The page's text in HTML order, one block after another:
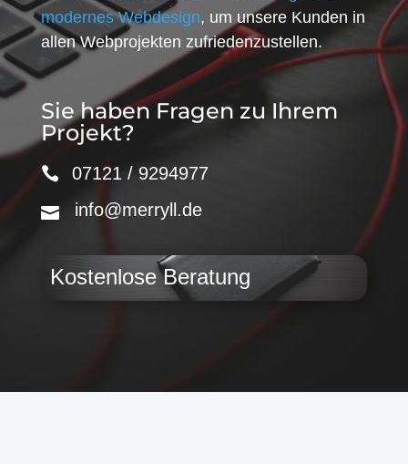
modernes Webdesign, um unsere Kunden in
allen Webprojekten zufriedenzustellen.
Sie haben Fragen zu Ihrem
Projekt?
07121 / 9294977
info@merryll.de
Kostenlose Beratung